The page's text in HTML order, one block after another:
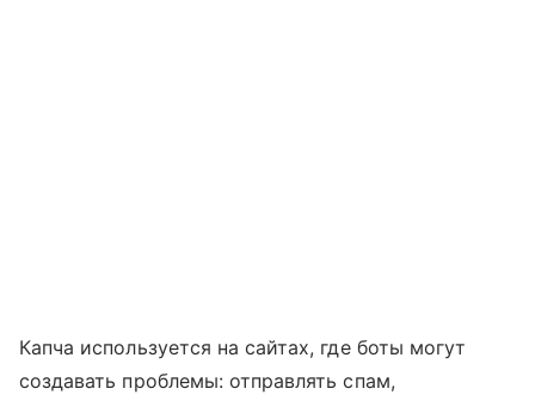
Капча используется на сайтах, где боты могут
создавать проблемы: отправлять спам,